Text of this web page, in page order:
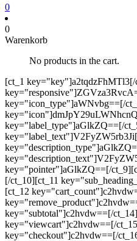
0
0
Warenkorb
No products in the cart.
[ct_1 key="key"]a2tqdzFhMTl3[/
key="icon_type"]aWNvbg==[/
key="label_type"]aGlkZQ==[/
key="pointer"]aGlkZQ==[/
[/ct_10][ct_11
[ct_12
key="subtotal"]c2hvdw==[/
key="viewcart"]c2hvdw==[/
key="checkout"]c2hvdw==[/